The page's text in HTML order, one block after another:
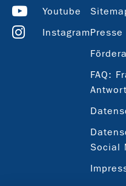
Youtube
InstagramPresse
FAQ:
Social